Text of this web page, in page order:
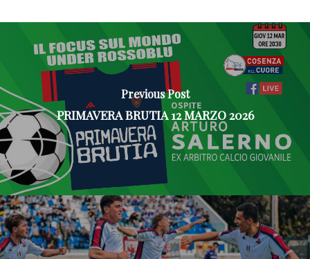
Previous Post
PRIMAVERA BRUTIA 12 MARZO 2026